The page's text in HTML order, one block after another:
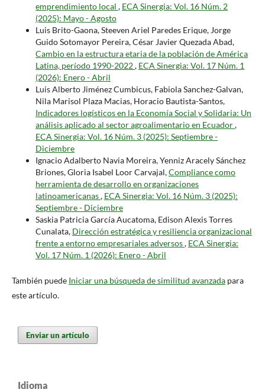
emprendimiento local , ECA Sinergia: Vol. 16 Núm. 2
(2025): Mayo - Agosto
Luis Brito-Gaona, Steeven Ariel Paredes Erique, Jorge
Guido Sotomayor Pereira, César Javier Quezada Abad,
Cambio en la estructura etaria de la población de América
Latina, período 1990-2022, ECA Sinergia: Vol. 17 Núm. 1
(2026): Enero - Abril
Luis Alberto Jiménez Cumbicus, Fabiola Sanchez-Galvan,
Nila Marisol Plaza Macias, Horacio Bautista-Santos,
Indicadores logísticos en la Economía Social y Solidaria: Un
análisis aplicado al sector agroalimentario en Ecuador,
ECA Sinergia: Vol. 16 Núm. 3 (2025): Septiembre -
Diciembre
Ignacio Adalberto Navia Moreira, Yenniz Aracely Sánchez
Briones, Gloria Isabel Loor Carvajal,Compliance como
herramienta de desarrollo en organizaciones
latinoamericanas, ECA Sinergia: Vol. 16 Núm. 3 (2025):
Septiembre - Diciembre
Saskia Patricia García Aucatoma, Edison Alexis Torres
Cunalata, Dirección estratégica y resiliencia organizacional
frente a entorno empresariales adversos, ECA Sinergia:
Vol. 17 Núm. 1 (2026): Enero - Abril
También puede Iniciar una búsqueda de similitud avanzada para
este artículo.
Enviar un artículo
Idioma